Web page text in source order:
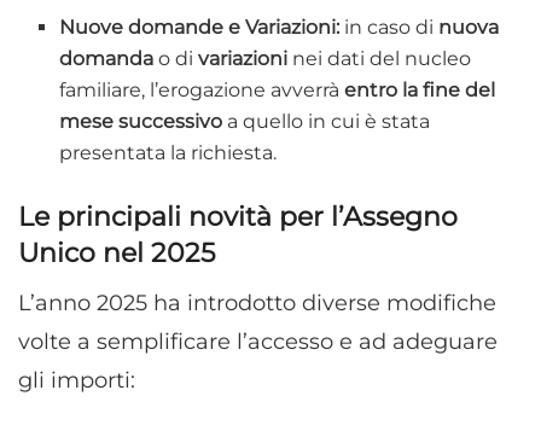
Nuove domande e Variazioni: in caso di nuova
domanda o divariazioni nei dati del nucleo
familiare, l’erogazione avverràentro la fine del
mese successivo a quello in cui è stata
presentata la richiesta.
Le principali novità per l’Assegno
Unico nel 2025
L’anno 2025 ha introdotto diverse modifiche
volte a semplificare l’accesso e ad adeguare
gli importi: